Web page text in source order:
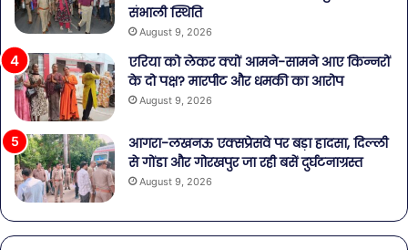
संभाली स्थिति
August 9, 2026
एरिया को लेकर क्यों आमने-सामने आए किन्नरों
के दो पक्ष? मारपीट और धमकी का आरोप
August 9, 2026
आगरा-लखनऊ एक्सप्रेसवे पर बड़ा हादसा, दिल्ली
से गोंडा और गोरखपुर जा रही बसें दुर्घटनाग्रस्त
August 9, 2026